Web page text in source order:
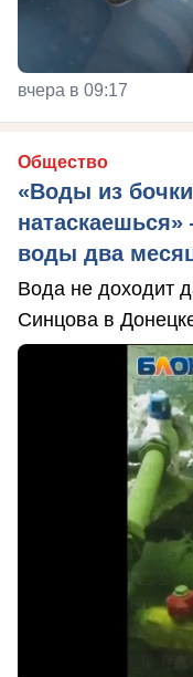
вчера в 09:17
Общество
«Воды из
воды два
Вода не доходит
Синцова в